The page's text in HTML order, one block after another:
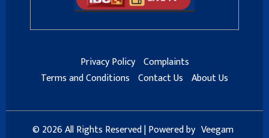
Privacy Policy Complaints
Terms and Conditions Contact Us About Us
© 2026 All Rights Reserved | Powered by Veegam